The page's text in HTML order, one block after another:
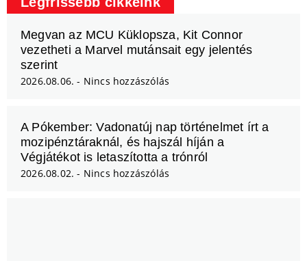
Megvan az MCU Küklopsza, Kit Connor
vezetheti a Marvel mutánsait egy jelentés
szerint
2026.08.06. Nincs hozzászólás
A Pókember: Vadonatúj nap történelmet írt a
mozipénztáraknál, és hajszál híján a
Végjátékot is letaszította a trónról
2026.08.02. Nincs hozzászólás